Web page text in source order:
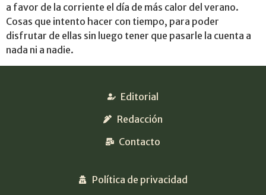
a favor de la corriente el día de más calor del verano.
Cosas que intento hacer con tiempo, para poder
disfrutar de ellas sin luego tener que pasarle la cuenta a
nada ni a nadie.
Editorial
Redacción
Contacto
Política de privacidad